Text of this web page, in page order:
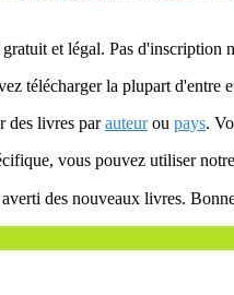
et légal. Pas d'inscription
télécharger la plupart d'entre
des livres parauteurou pays.
vous pouvez utiliser
des nouveaux livres.